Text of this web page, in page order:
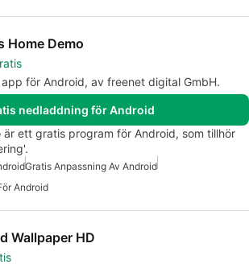
Home Demo
app för Android, av freenet digital GmbH.
nedladdning för Android
är ett gratis program för Android, som tillhör
Gratis Anpassning Av Android
Android
Wallpaper HD